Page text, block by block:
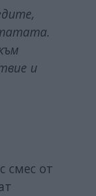
и
смес от